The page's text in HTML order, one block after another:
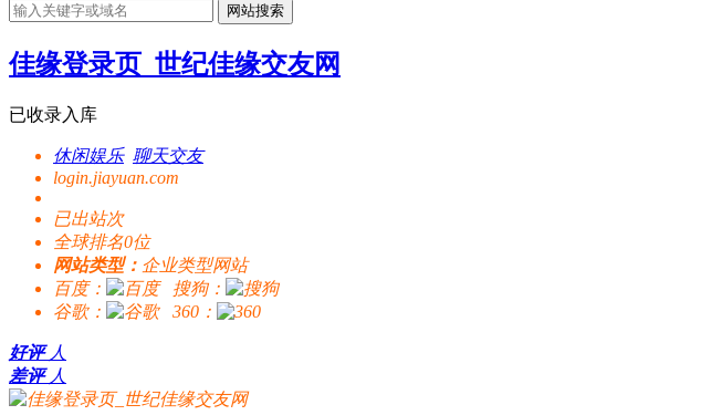
网站搜索
佳缘登录页_世纪佳缘交友网
已收录入库
休闲娱乐 聊天交友
login.jiayuan.com
已出站次
全球排名0位
网站类型： 企业类型网站
百度：
搜狗：
谷歌：
360：
好评 人
差评 人